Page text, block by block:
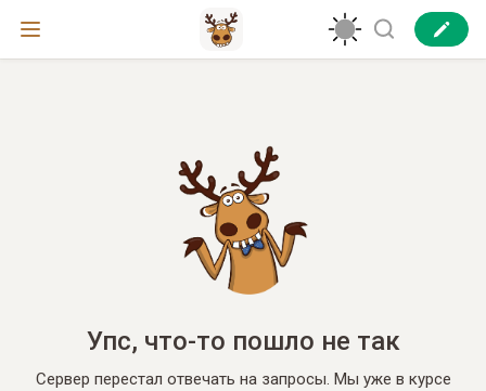
Упс, что-то пошло не так
Сервер перестал отвечать на запросы. Мы уже в курсе